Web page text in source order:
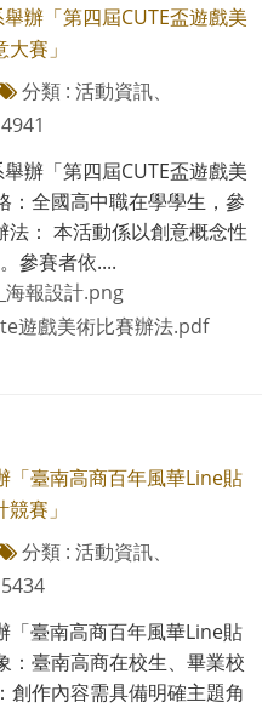
辦「第四屆CUTE盃遊戲美
賽」
分類 : 活動資訊、
辦「第四屆CUTE盃遊戲美
：全國高中職在學學生，參
： 本活動係以創意概念性
參賽者依....
海報設計.png
遊戲美術比賽辦法.pdf
「臺南高商百年風華Line貼
賽」
分類 : 活動資訊、
「臺南高商百年風華Line貼
：臺南高商在校生、畢業校
創作內容需具備明確主題角